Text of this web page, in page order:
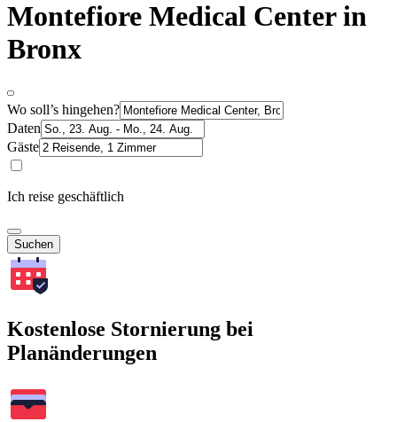
Montefiore Medical Center in
Bronx
Wo soll’s hingehen?
Daten
Gäste
Ich reise geschäftlich
Suchen
Kostenlose Stornierung bei
Planänderungen